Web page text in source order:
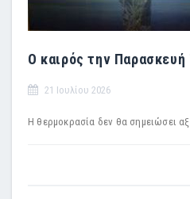
Ο καιρός την
21 Ιουλίου 2026
Η θερμοκρασία δεν θα σημειώσει